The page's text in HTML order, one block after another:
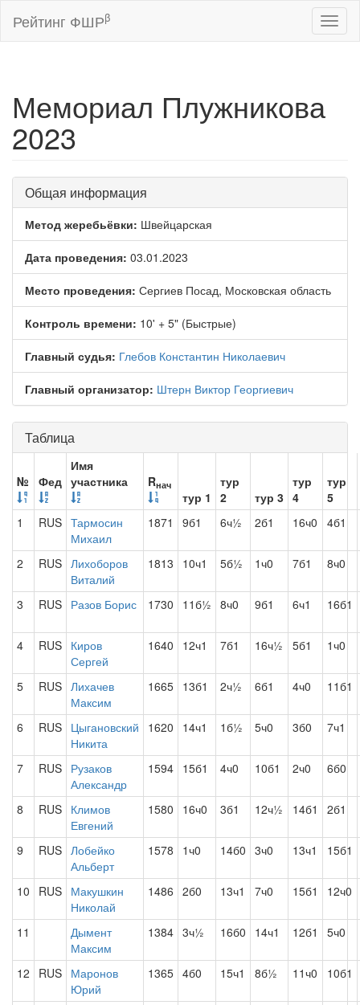
Рейтинг ФШРβ
Мемориал Плужникова
2023
Общая информация
Метод жеребьёвки: Швейцарская
Дата проведения: 03.01.2023
Место проведения: Сергиев Посад, Московская область
Контроль времени: 10' + 5" (Быстрые)
Главный судья: Глебов Константин Николаевич
Главный организатор: Штерн Виктор Георгиевич
Таблица
№ Фед
Имя
участника
Rнач
тур 1
тур
2
тур 3
тур
4
тур
5
1
RUS Тармосин
Михаил
1871 9б1 6ч½ 2б1 16ч0 4б1
2 RUS Лихоборов
Виталий
1813 10ч1 5б½ 1ч0 7б1 8ч0
3 RUS Разов Борис 1730 11б½ 8ч0 9б1 6ч1 16б1
4 RUS Киров
Сергей
1640 12ч1 7б1 16ч½ 5б1 1ч0
5 RUS Лихачев
Максим
1665 13б1 2ч½ 6б1 4ч0 11б1
6 RUS Цыгановский
Никита
1620 14ч1 1б½ 5ч0 3б0 7ч1
7 RUS Рузаков
Александр
1594 15б1 4ч0 10б1 2ч0 6б0
8 RUS Климов
Евгений
1580 16ч0 3б1 12ч½ 14б1 2б1
9 RUS Лобейко
Альберт
1578 1ч0 14б0 3ч0 13ч1 15б1
10 RUS Макушкин
Николай
1486 2б0 13ч1 7ч0 15б1 12ч0
11
Дымент
Максим
1384 3ч½ 16б0 14ч1 12б1 5ч0
12 RUS Маронов
Юрий
1365 4б0 15ч1 8б½ 11ч0 10б1